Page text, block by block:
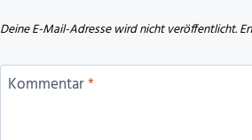
Deine E-Mail-Adresse wird nicht veröffentlicht.
Kommentar*